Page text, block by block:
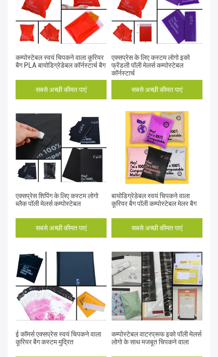
कम्पोस्टेबल स्वयं चिपकने वाला कूरियर
बैग PLA बायोडिग्रेडेबल कॉर्नस्टार्च बैग
सबसे अच्छी कीमत पाएं
एक्सप्रेस के लिए कस्टम लोगो इको
फ्रेंडली पॉली मेलर्स कम्पोस्टेबल
कॉर्नस्टार्च
सबसे अच्छी कीमत पाएं
एक्सप्रेस शिपिंग के लिए कस्टम लोगो
ब्लैक पॉली मेलर्स कम्पोस्टेबल
सबसे अच्छी कीमत पाएं
बायोडिग्रेडेबल स्वयं चिपकने वाला
कूरियर बैग पॉली कम्पोस्टेबल मेलर बैग
सबसे अच्छी कीमत पाएं
ई कॉमर्स एक्सप्रेस स्वयं चिपकने वाला
कूरियर बैग कस्टम मुद्रित
कम्पोस्टेबल वाटरप्रूफ इको पॉली मेलर्स
लोगो के साथ मजबूत चिपकने वाला